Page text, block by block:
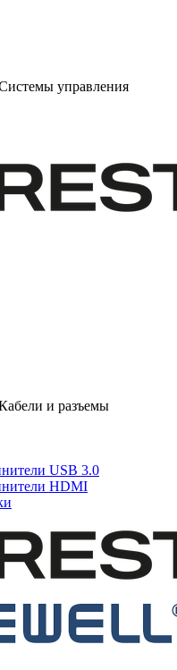
управления
и разъемы
USB 3.0
HDMI